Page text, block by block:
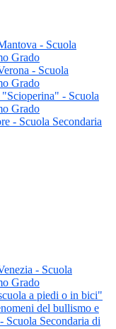
- Scuola
Grado
- Scuola
Grado
"Scioperina" - Scuola
Grado
- Scuola Secondaria
- Scuola
Grado
a piedi o in bici"
del bullismo e
Scuola Secondaria di